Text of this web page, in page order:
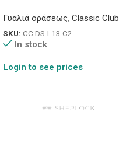
Γυαλιά οράσεως, Classic Club
SKU: CC DS-L13 C2
In stock
Login to see prices